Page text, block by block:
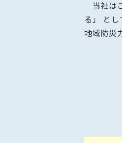
当社は
る」 と
地域防災